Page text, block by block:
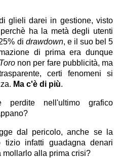
glieli darei in gestione, visto
ha la metà degli utenti
di drawdown, e il suo bel 5
di prima era dunque
non per fare pubblicità, ma
certi fenomeni si
Ma c'è di più.
nell'ultimo grafico
dal pericolo, anche se la
tizio infatti guadagna denari
mollarlo alla prima crisi?